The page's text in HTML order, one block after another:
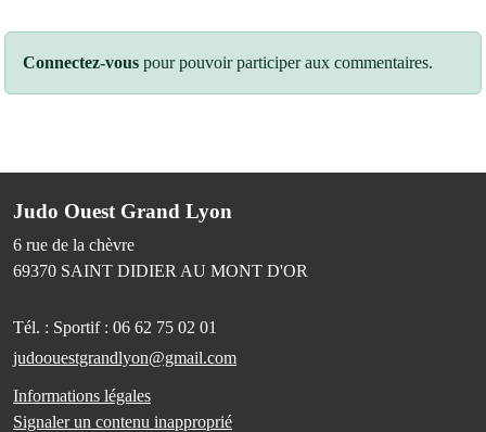
Connectez-vous pour pouvoir participer aux commentaires.
Judo Ouest Grand Lyon
6 rue de la chèvre
69370 SAINT DIDIER AU MONT D'OR
Tél. : Sportif : 06 62 75 02 01
judoouestgrandlyon@gmail.com
Informations légales
Signaler un contenu inapproprié